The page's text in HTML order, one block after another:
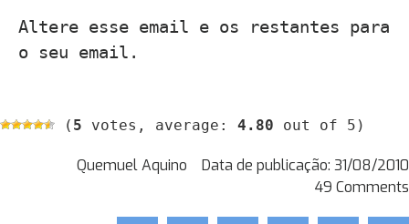
Altere esse email e os restantes para
o seu email.
( 5 votes, average: 4.80 out of 5)
Quemuel Aquino Data de publicação: 31/08/2010
49 Comments